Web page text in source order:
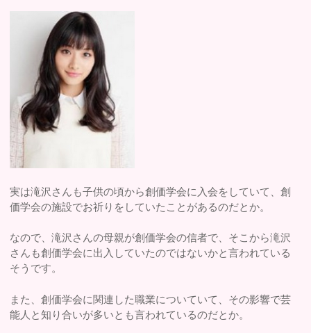
実は滝沢さんも子供の頃から創価学会に入会をしていて、創
価学会の施設でお祈りをしていたことがあるのだとか。
なので、滝沢さんの母親が創価学会の信者で、そこから滝沢
さんも創価学会に出入していたのではないかと言われている
そうです。
また、創価学会に関連した職業についていて、その影響で芸
能人と知り合いが多いとも言われているのだとか。